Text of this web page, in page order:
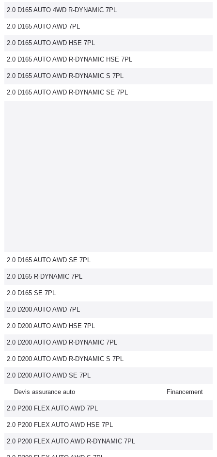
2.0 D165 AUTO 4WD R-DYNAMIC 7PL
2.0 D165 AUTO AWD 7PL
2.0 D165 AUTO AWD HSE 7PL
2.0 D165 AUTO AWD R-DYNAMIC HSE 7PL
2.0 D165 AUTO AWD R-DYNAMIC S 7PL
2.0 D165 AUTO AWD R-DYNAMIC SE 7PL
2.0 D165 AUTO AWD SE 7PL
2.0 D165 R-DYNAMIC 7PL
2.0 D165 SE 7PL
2.0 D200 AUTO AWD 7PL
2.0 D200 AUTO AWD HSE 7PL
2.0 D200 AUTO AWD R-DYNAMIC 7PL
2.0 D200 AUTO AWD R-DYNAMIC S 7PL
2.0 D200 AUTO AWD SE 7PL
Devis assurance auto Financement
2.0 P200 FLEX AUTO AWD 7PL
2.0 P200 FLEX AUTO AWD HSE 7PL
2.0 P200 FLEX AUTO AWD R-DYNAMIC 7PL